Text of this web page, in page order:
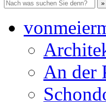
An der